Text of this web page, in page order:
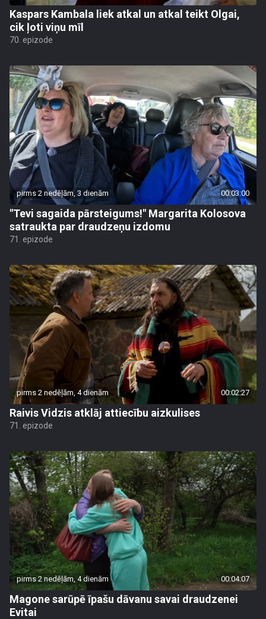
Kaspars Kambala liek atkal un atkal teikt Olgai,
cik ļoti viņu mīl
70. epizode
pirms 2 nedēļām, 3 dienām 00:03:00
"Tevi sagaida pārsteigums!" Margarita Kolosova
satraukta par draudzeņu izdomu
71. epizode
pirms 2 nedēļām, 4 dienām 00:02:27
Raivis Vidzis atklāj attiecību aizkulises
71. epizode
pirms 2 nedēļām, 4 dienām 00:04:07
Magone sarūpē īpašu dāvanu savai draudzenei
Evitai